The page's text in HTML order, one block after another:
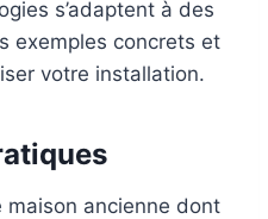
s’adaptent à des
exemples concrets et
votre installation.
maison ancienne dont